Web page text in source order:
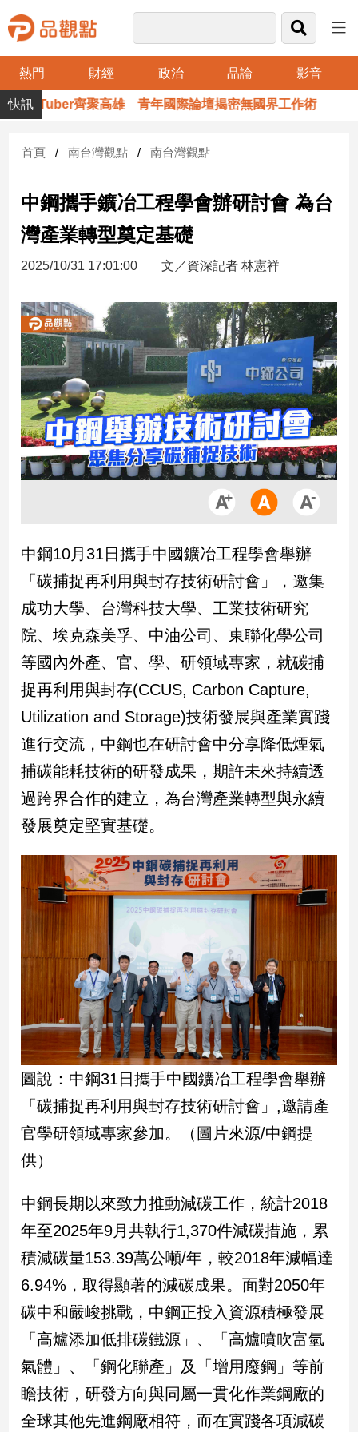
熱門 財經 政治 品論 影音
品
觀
財
台
財
新
產
經/
股
市
房
地
產
品
政
治
政
治
焦
品
觀
點
民
調
國
會
焦
點
觀
點
兩
國
社
會/
地
方
新
冠
毒
專
區
南
台
灣
觀
點
台
灣
觀
點
齊聚高雄 青年國際論壇揭密無國界工作術
首頁 南台灣觀點 南台灣觀點
中鋼攜手鑛冶工程學會辦研討會 為台
灣產業轉型奠定基礎
2025/10/31 17:01:00 文／資深記者 林憲祥
中鋼10月31日攜手中國鑛冶工程學會舉辦
「碳捕捉再利用與封存技術研討會」，邀集
成功大學、台灣科技大學、工業技術研究
院、埃克森美孚、中油公司、東聯化學公司
等國內外產、官、學、研領域專家，就碳捕
捉再利用與封存(CCUS, Carbon Capture,
Utilization and Storage)技術發展與產業實踐
進行交流，中鋼也在研討會中分享降低煙氣
捕碳能耗技術的研發成果，期許未來持續透
過跨界合作的建立，為台灣產業轉型與永續
發展奠定堅實基礎。
圖說：中鋼31日攜手中國鑛冶工程學會舉辦
「碳捕捉再利用與封存技術研討會」,邀請產
官學研領域專家參加。（圖片來源/中鋼提
供）
中鋼長期以來致力推動減碳工作，統計2018
年至2025年9月共執行1,370件減碳措施，累
積減碳量153.39萬公噸/年，較2018年減幅達
6.94%，取得顯著的減碳成果。面對2050年
碳中和嚴峻挑戰，中鋼正投入資源積極發展
「高爐添加低排碳鐵源」、「高爐噴吹富氫
氣體」、「鋼化聯產」及「增用廢鋼」等前
瞻技術，研發方向與同屬一貫化作業鋼廠的
全球其他先進鋼廠相符，而在實踐各項減碳